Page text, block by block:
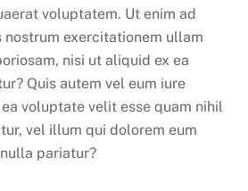
voluptatem. Ut enim ad
nostrum exercitationem ullam
nisi ut aliquid ex ea
Quis autem vel eum iure
voluptate velit esse quam nihil
vel illum qui dolorem eum
pariatur?